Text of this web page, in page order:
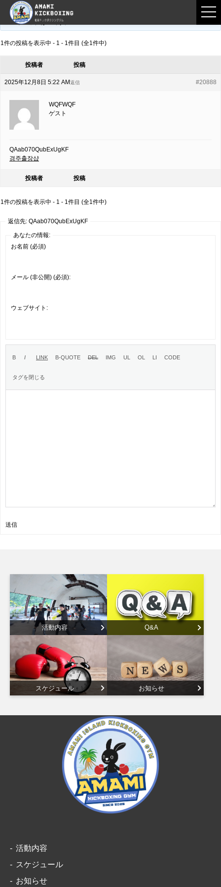
フロントページ › フォーラム
このトピックは空です。
1件の投稿を表示中 - 1 - 1件目 (全1件中)
投稿者 投稿
2025年12月8日 5:22 AM #20888
返信
WQFWQF
ゲスト
QAab070QubExUgKF
경주출장샵
投稿者 投稿
1件の投稿を表示中 - 1 - 1件目 (全1件中)
返信先: QAab070QubExUgKF
あなたの情報:
お名前 (必須)
メール (非公開) (必須):
ウェブサイト:
送信
活動内容 Q&A
スケジュール お知らせ
活動内容
スケジュール
お知らせ